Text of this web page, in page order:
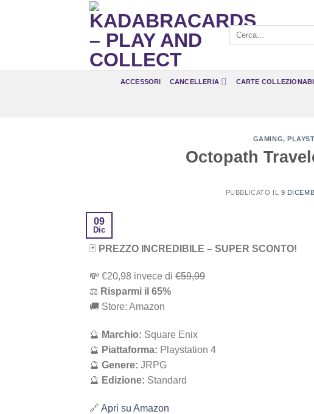
Cerca:
ACCESSORI CANCELLERIA CARTE
GAMING,
Octopath
PUBBLICATO IL 9
09
Dic
🃏 PREZZO INCREDIBILE – SUPER SCONTO!
💸 ‎€20,98‎ i‎nv‎ec‎e ‎di‎ €59,99
⚖️ R‎is‎pa‎rm‎i ‎il‎ 65%
🚚 Store: Amazon
🔮 Marchio: Square Enix
🔮 Piattaforma: Playstation 4
🔮 Genere: JRPG
🔮 Edizione: Standard
🔗 Apri su Amazon